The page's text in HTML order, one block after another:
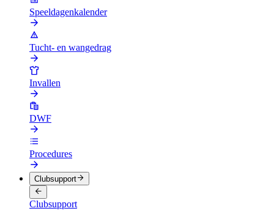
Speeldagenkalender
Tucht- en wangedrag
Invallen
DWF
Procedures
Clubsupport
Clubsupport